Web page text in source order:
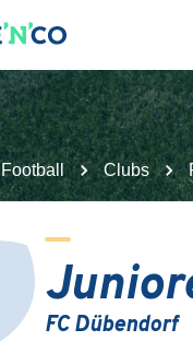
Football Clubs
FC Dübendorf